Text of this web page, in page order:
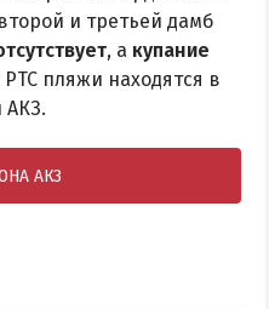
и третьей дамб
, а купание
пляжи находятся в
АКЗ.
АКЗ